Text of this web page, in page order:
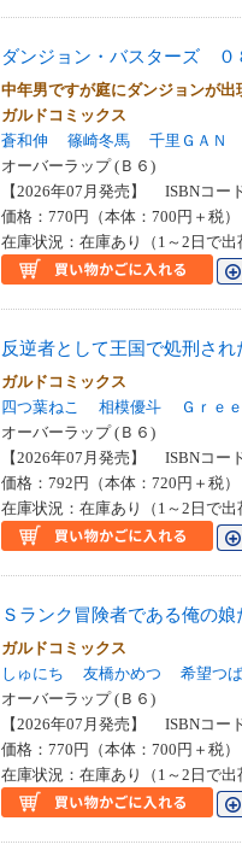
ダンジョン・バスターズ ０
中年男ですが庭にダンジョンが
ガルドコミックス
蒼和伸
篠崎冬馬
千里ＧＡＮ
オーバーラップ (Ｂ６)
【2026年07月発売】 ISBNコー
価格：770円（本体：700円＋税）
在庫状況：在庫あり（1～2日で出
反逆者として王国で処刑さ
ガルドコミックス
四つ葉ねこ
相模優斗
Ｇｒｅ
オーバーラップ (Ｂ６)
【2026年07月発売】 ISBNコー
価格：792円（本体：720円＋税）
在庫状況：在庫あり（1～2日で出
Ｓランク冒険者である俺の
ガルドコミックス
しゅにち
友橋かめつ
希望つ
オーバーラップ (Ｂ６)
【2026年07月発売】 ISBNコー
価格：770円（本体：700円＋税）
在庫状況：在庫あり（1～2日で出